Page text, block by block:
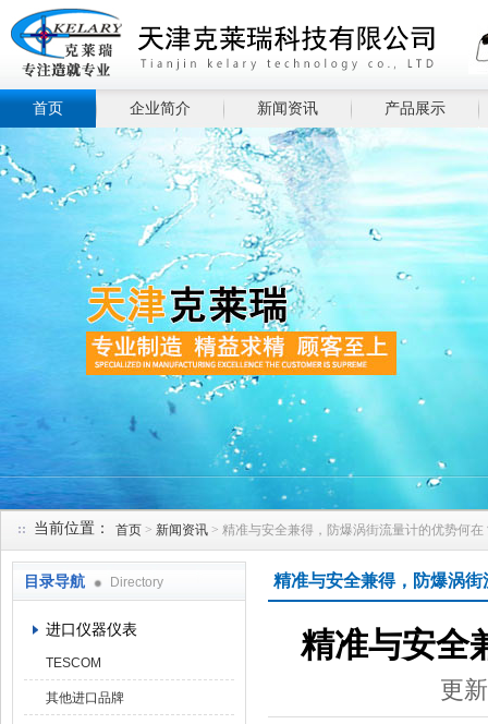
首页 企业简介 新闻资讯 产品展示
当前位置： 首页 > 新闻资讯 > 精准与安全兼得，防爆涡街流量计的优势何在
目录导航 Directory
进口仪器仪表
TESCOM
其他进口品牌
精准与安全兼得，防爆涡
精准与安全
更